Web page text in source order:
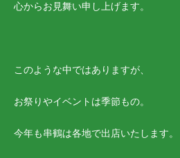
心からお見舞い申し上げます。
このような中ではありますが、
お祭りやイベントは季節もの。
今年も串鶴は各地で出店いたします。